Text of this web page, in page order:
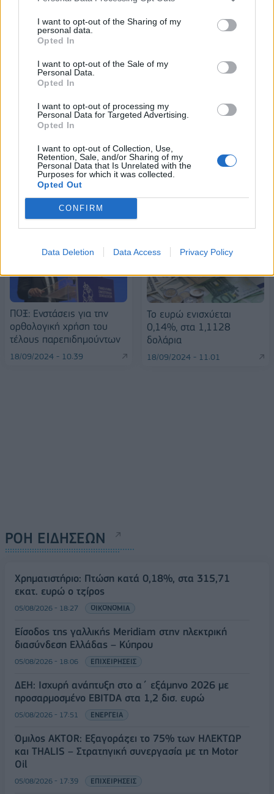
I want to opt-out of the Sharing of my
personal data.
Opted In
I want to opt-out of the Sale of my
Personal Data.
Opted In
I want to opt-out of processing my
Personal Data for Targeted Advertising.
Opted In
I want to opt-out of Collection, Use,
Retention, Sale, and/or Sharing of my
Personal Data that Is Unrelated with the
Purposes for which it was collected.
Opted Out
CONFIRM
Data Deletion Data Access Privacy Policy
άνοιξε τις πύλες του σε όλους
ESG Report 2025: Πώς η ΑΒ Βασιλόπουλος μετατρέπει τη
βιωσιμότητα σε καθημερινή πράξη
Stoiximan: «Πού ήσουν;» στις μεγάλες στιγμές του Ολυμπιακού
ΠΕΡΙΣΣΌΤΕΡΑ ΣΕ ΑΥΤΉ ΤΗΝ ΚΑΤΗΓΟΡΊΑ
ΠΟΞ: Ενστάσεις για την
ορθολογική χρήση του
τέλους παρεπιδημούντων
18/09/2024 - 10:39
Το ευρώ ενισχύεται
0,14%, στα 1,1128
δολάρια
18/09/2024 - 11:01
ΡΟΗ ΕΙΔΗΣΕΩΝ
Χρηματιστήριο: Πτώση κατά 0,18%, στα 315,71
εκατ. ευρώ ο τζίρος
05/08/2026 - 18:27 ΟΙΚΟΝΟΜΙΑ
Είσοδος της γαλλικής Meridiam στην ηλεκτρική
διασύνδεση Ελλάδας – Κύπρου
05/08/2026 - 18:06 ΕΠΙΧΕΙΡΗΣΕΙΣ
ΔΕΗ: Ισχυρή ανάπτυξη στο α΄ εξάμηνο 2026 με
προσαρμοσμένο EBITDA στα 1,2 δισ. ευρώ
05/08/2026 - 17:51 ΕΝΕΡΓΕΙΑ
Όμιλος AKTOR: Εξαγοράζει το 75% των ΗΛΕΚΤΩΡ
και THALIS – Στρατηγική συνεργασία με τη Motor
Oil
05/08/2026 - 17:39 ΕΠΙΧΕΙΡΗΣΕΙΣ